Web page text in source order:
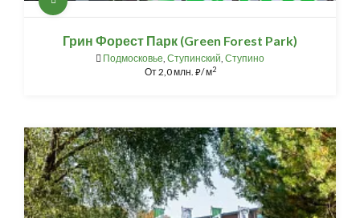
Грин Форест Парк (Green Forest Park)
Подмосковье, Ступинский, Ступино
От2,0 млн. ⃏/ м2